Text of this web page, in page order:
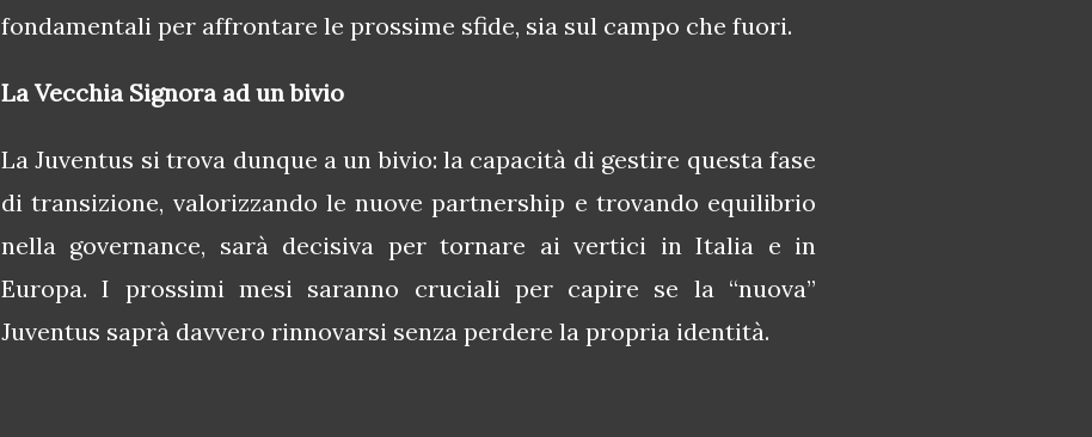
fondamentali per affrontare le prossime sfide, sia sul campo che fuori.
La Vecchia Signora ad un bivio
La Juventus si trova dunque a un bivio: la capacità di gestire questa fase
di transizione, valorizzando le nuove partnership e trovando equilibrio
nella governance, sarà decisiva per tornare ai vertici in Italia e in
Europa. I prossimi mesi saranno cruciali per capire se la “nuova”
Juventus saprà davvero rinnovarsi senza perdere la propria identità.